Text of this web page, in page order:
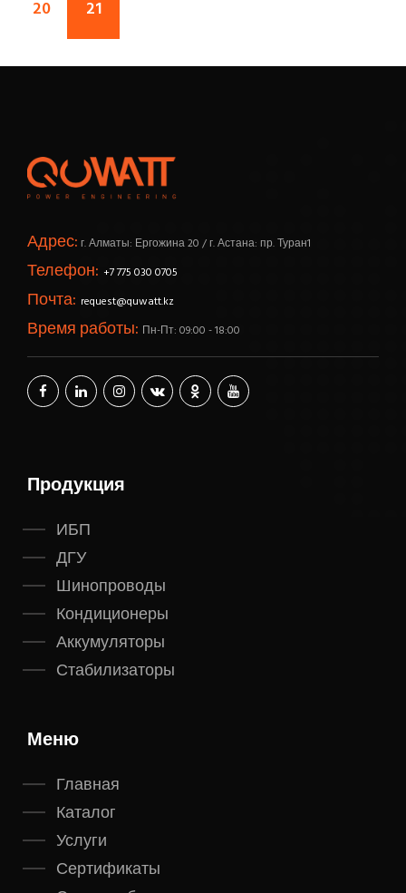
20
21
Адрес: г. Алматы: Ергожина 20 / г. Астана: пр. Туран1
Телефон: +7 775 030 0705
Почта: request@quwatt.kz
Время работы: Пн-Пт: 09:00 - 18:00
Продукция
ИБП
ДГУ
Шинопроводы
Кондиционеры
Аккумуляторы
Стабилизаторы
Меню
Главная
Каталог
Услуги
Сертификаты